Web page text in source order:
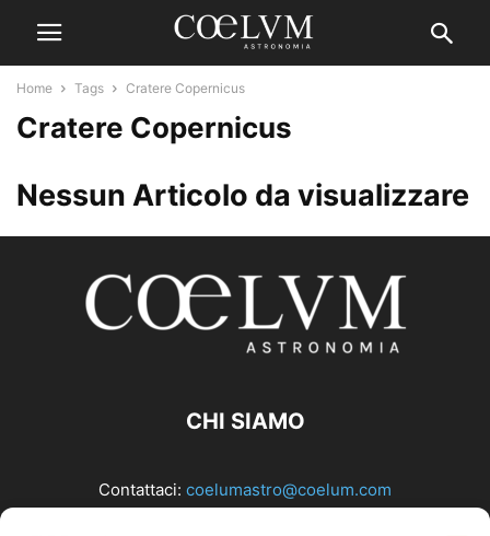
Home Tags Cratere Copernicus
Cratere Copernicus
Nessun Articolo da visualizzare
CHI SIAMO
Contattaci: coelumastro@coelum.com